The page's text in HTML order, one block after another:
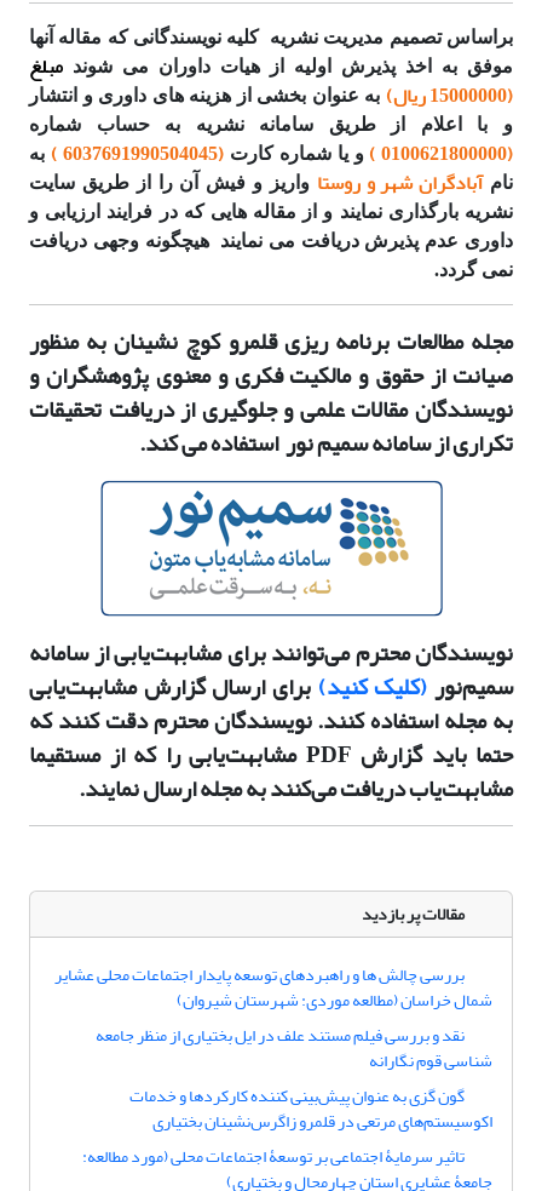
براساس تصمیم مدیریت نشریه کلیه نویسندگانی که مقاله آنها
موفق به اخذ پذیرش اولیه از هیات داوران می شوند مبلغ
(15000000 ریال)
به عنوان بخشی از هزینه های داوری و انتشار
و با اعلام از طریق سامانه نشریه به حساب شماره
(
0100621800000 ) و یا شماره کارت (6037691990504045 )
به
نامآبادگران شهر و روستا واریز و فیش آن را از طریق سایت
نشریه بارگذاری نمایند و از مقاله هایی که در فرایند ارزیابی و
داوری عدم پذیرش دریافت می نمایند هیچگونه وجهی دریافت
نمی گردد.
مجله مطالعات برنامه ریزی قلمرو کوچ نشینان به منظور
صیانت از حقوق و مالکیت فکری و معنوی پژوهشگران و
نویسندگان مقالات علمی و جلوگیری از دریافت تحقیقات
تکراری از سامانه سمیم نور استفاده می کند.
نویسندگان محترم می‌توانند برای مشابهت‌یابی از سامانه
سمیم‌نور(کلیک کنید)برای ارسال گزارش مشابهت‌یابی
به مجله استفاده کنند. نویسندگان محترم دقت کنند که
حتما باید گزارش PDF مشابهت‌یابی را که از مستقیما
مشابهت‌یاب دریافت می‌‌کنند به مجله ارسال نمایند.
مقالات پر بازدید
بررسی چالش ها و راهبردهای توسعه پایدار اجتماعات محلی عشایر
شمال خراسان (مطالعه موردی: شهرستان شیروان)
نقد و بررسی فیلم مستند علف در ایل بختیاری از منظر جامعه
شناسی قوم نگارانه
گون گزی به عنوان پیش‌بینی کننده کارکردها و خدمات
اکوسیستم‌های مرتعی در قلمرو زاگرس‌نشینان بختیاری
تاثیر سرمایۀ اجتماعی بر توسعۀ اجتماعات محلی (مورد مطالعه:
جامعۀ عشایری استان چهارمحال و بختیاری)